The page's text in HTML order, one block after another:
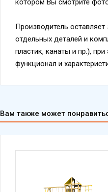
котором Вы смотрите
Производитель
отдельных деталей и
пластик, канаты и пр.),
функционал и
Вам также может